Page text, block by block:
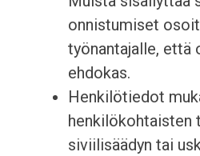
onnistumiset
työnantajalle, että
ehdokas.
Henkilötiedot
henkilökohtaisten
siviilisäädyn tai